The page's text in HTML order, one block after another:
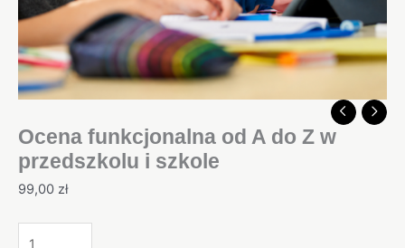
Ocena funkcjonalna od A do Z w
przedszkolu i szkole
99,00 zł